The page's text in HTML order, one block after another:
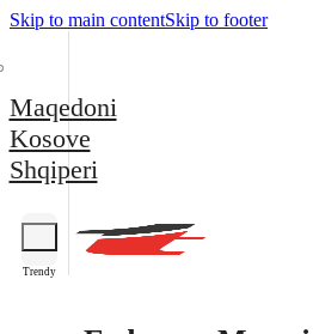
Skip to main contentSkip to footer
Maqedoni
Kosove
Shqiperi
Trendy